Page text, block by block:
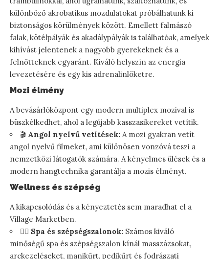
különböző akrobatikus mozdulatokat próbálhatunk ki
biztonságos körülmények között. Emellett falmászó
falak, kötélpályák és akadálypályák is találhatóak, amelyek
kihívást jelentenek a nagyobb gyerekeknek és a
felnőtteknek egyaránt. Kiváló helyszín az energia
levezetésére és egy kis adrenalinlöketre.
Mozi élmény
A bevásárlóközpont egy modern multiplex mozival is
büszkélkedhet, ahol a legújabb kasszasikereket vetítik.
🎬 Angol nyelvű vetítések: A mozi gyakran vetít
angol nyelvű filmeket, ami különösen vonzóvá teszi a
nemzetközi látogatók számára. A kényelmes ülések és a
modern hangtechnika garantálja a mozis élményt.
Wellness és szépség
A kikapcsolódás és a kényeztetés sem maradhat el a
Village Marketben.
🧖‍♀️ Spa és szépségszalonok: Számos kiváló
minőségű spa és szépségszalon kínál masszázsokat,
arckezeléseket, manikűrt, pedikűrt és fodrászati